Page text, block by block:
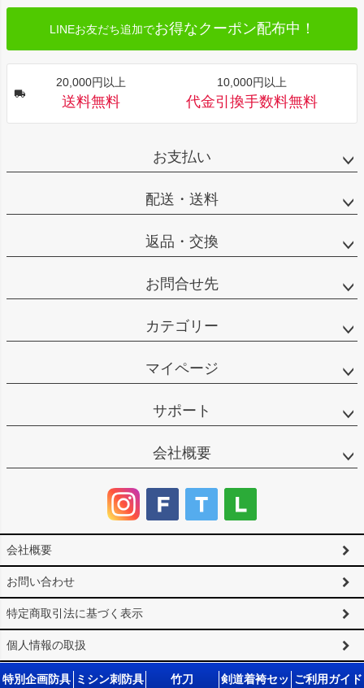
LINEお友だち追加でお得なクーポン配布中！
20,000円以上
送料無料
10,000円以上
代金引換手数料無料
お支払い
配送・送料
返品・交換
お問合せ先
カテゴリー
マイページ
サポート
会社概要
会社概要
お問い合わせ
特定商取引法に基づく表示
個人情報の取扱
サイトマップ
特別企画防具 ミシン刺防具 竹刀 剣道着袴セッ ご利用ガイド